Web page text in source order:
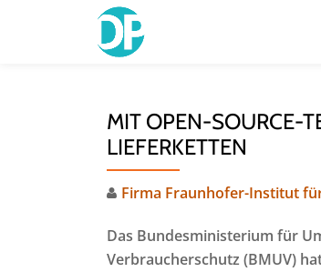
MIT OPEN-SOURCE-
LIEFERKETTEN
Firma Fraunhofer-Institut
Das Bundesministerium für
Verbraucherschutz (BMUV)